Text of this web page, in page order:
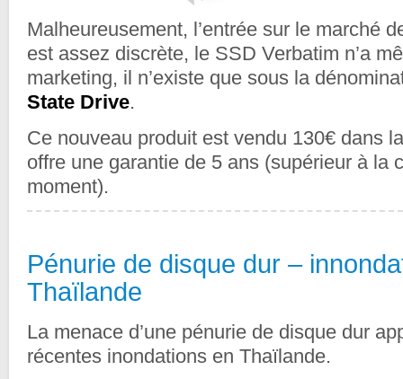
Malheureusement, l’entrée sur le marché
est assez discrète, le SSD Verbatim n’a
marketing, il n’existe que sous la
State Drive.
Ce nouveau produit est vendu 130€ dans
offre une garantie de 5 ans (supérieur à la
moment).
Pénurie de disque dur –
Thaïlande
La menace d’une pénurie de disque dur
récentes inondations en Thaïlande.